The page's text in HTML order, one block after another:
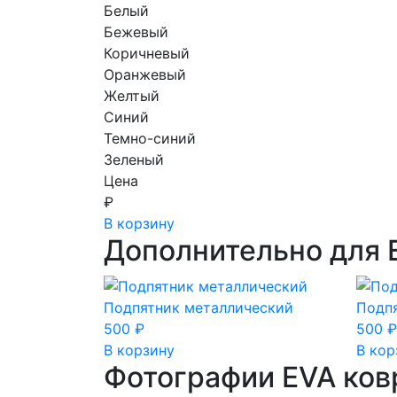
Белый
Бежевый
Коричневый
Оранжевый
Желтый
Синий
Темно-синий
Зеленый
Цена
₽
В корзину
Дополнительно для
Подпятник металлический
500 ₽
В корзину
500 ₽
В
Фотографии EVA